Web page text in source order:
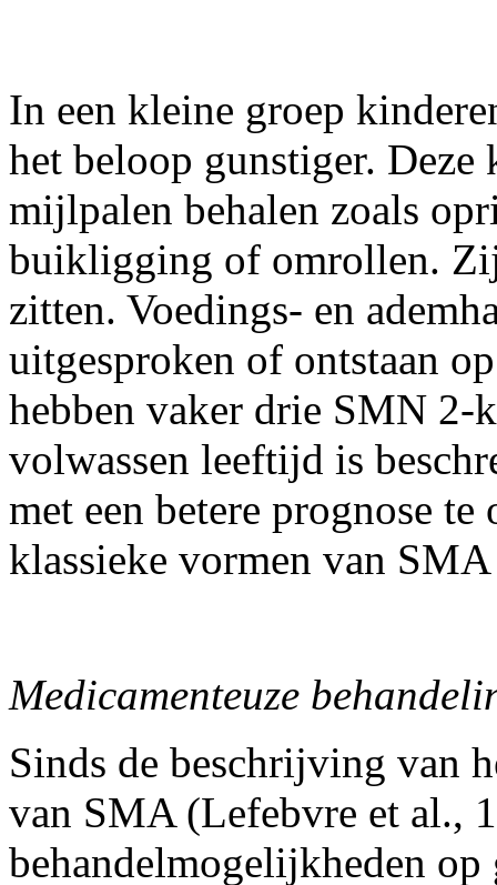
In een kleine groep
het beloop gunstiger.
mijlpalen behalen zoals
buikligging of omrollen.
zitten. Voedings- en
uitgesproken of ontstaan
hebben vaker drie SMN 2-
volwassen leeftijd is
met een betere prognose
klassieke vormen van
Medicamenteuze
Sinds de beschrijving van
van SMA (Lefebvre et al.,
behandelmogelijkheden